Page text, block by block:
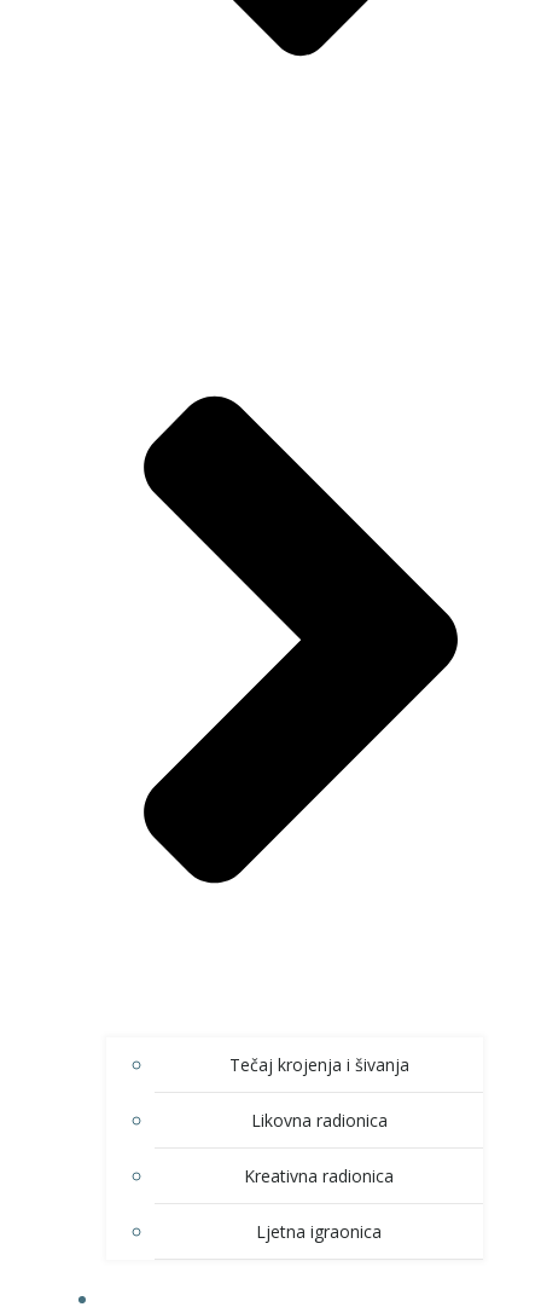
Tečaj krojenja i šivanja
Likovna radionica
Kreativna radionica
Ljetna igraonica